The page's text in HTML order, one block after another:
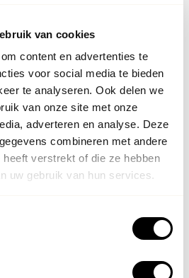
van cookies
content en advertenties te
voor social media te bieden
te analyseren. Ook delen we
van onze site met onze
adverteren en analyse. Deze
combineren met andere
verstrekt of die ze hebben
uw gebruik van hun services.
cosmetische
een uitkomst, het stimuleert
vetweefsel aanmaak.
is één van de veiligste fillers die